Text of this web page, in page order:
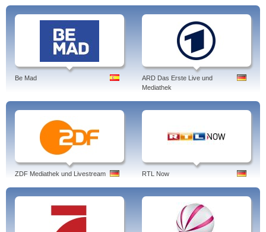
Be Mad
ARD Das Erste Live und
Mediathek
ZDF Mediathek und Livestream RTL Now